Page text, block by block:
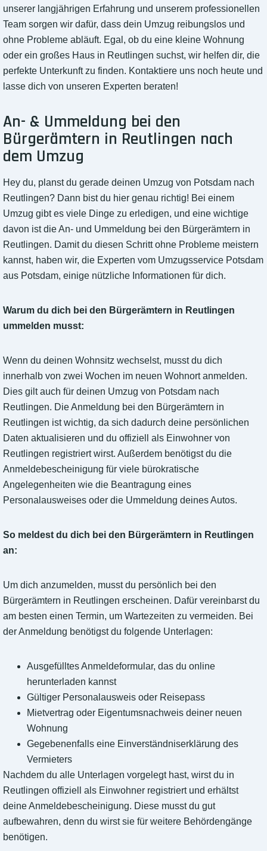
unserer langjährigen Erfahrung und unserem professionellen
Team sorgen wir dafür, dass dein Umzug reibungslos und
ohne Probleme abläuft. Egal, ob du eine kleine Wohnung
oder ein großes Haus in Reutlingen suchst, wir helfen dir, die
perfekte Unterkunft zu finden. Kontaktiere uns noch heute und
lasse dich von unseren Experten beraten!
An- & Ummeldung bei den
Bürgerämtern in Reutlingen nach
dem Umzug
Hey du, planst du gerade deinen Umzug von Potsdam nach
Reutlingen? Dann bist du hier genau richtig! Bei einem
Umzug gibt es viele Dinge zu erledigen, und eine wichtige
davon ist die An- und Ummeldung bei den Bürgerämtern in
Reutlingen. Damit du diesen Schritt ohne Probleme meistern
kannst, haben wir, die Experten vom Umzugsservice Potsdam
aus Potsdam, einige nützliche Informationen für dich.
Warum du dich bei den Bürgerämtern in Reutlingen
ummelden musst:
Wenn du deinen Wohnsitz wechselst, musst du dich
innerhalb von zwei Wochen im neuen Wohnort anmelden.
Dies gilt auch für deinen Umzug von Potsdam nach
Reutlingen. Die Anmeldung bei den Bürgerämtern in
Reutlingen ist wichtig, da sich dadurch deine persönlichen
Daten aktualisieren und du offiziell als Einwohner von
Reutlingen registriert wirst. Außerdem benötigst du die
Anmeldebescheinigung für viele bürokratische
Angelegenheiten wie die Beantragung eines
Personalausweises oder die Ummeldung deines Autos.
So meldest du dich bei den Bürgerämtern in Reutlingen
an:
Um dich anzumelden, musst du persönlich bei den
Bürgerämtern in Reutlingen erscheinen. Dafür vereinbarst du
am besten einen Termin, um Wartezeiten zu vermeiden. Bei
der Anmeldung benötigst du folgende Unterlagen:
Ausgefülltes Anmeldeformular, das du online
herunterladen kannst
Gültiger Personalausweis oder Reisepass
Mietvertrag oder Eigentumsnachweis deiner neuen
Wohnung
Gegebenenfalls eine Einverständniserklärung des
Vermieters
Nachdem du alle Unterlagen vorgelegt hast, wirst du in
Reutlingen offiziell als Einwohner registriert und erhältst
deine Anmeldebescheinigung. Diese musst du gut
aufbewahren, denn du wirst sie für weitere Behördengänge
benötigen.